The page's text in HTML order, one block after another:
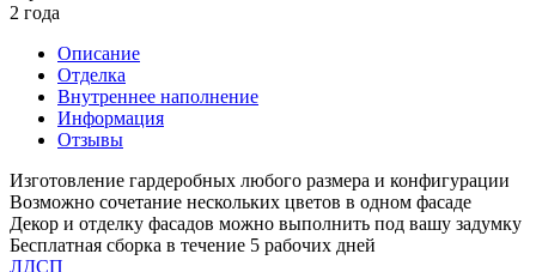
2 года
Описание
Отделка
Внутреннее наполнение
Информация
Отзывы
Изготовление гардеробных любого размера и конфигурации
Возможно сочетание нескольких цветов в одном фасаде
Декор и отделку фасадов можно выполнить под вашу задумку
Бесплатная сборка в течение 5 рабочих дней
ЛДСП